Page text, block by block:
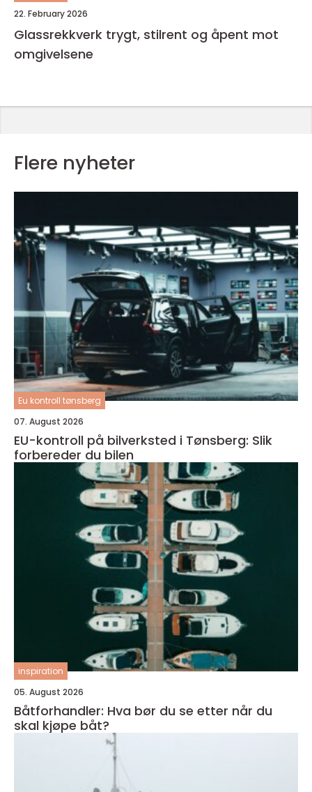
22. February 2026
Glassrekkverk trygt, stilrent og åpent mot
omgivelsene
Flere nyheter
Eu kontroll tønsberg
07. August 2026
EU-kontroll på bilverksted i Tønsberg: Slik
forbereder du bilen
inspiration
05. August 2026
Båtforhandler: Hva bør du se etter når du
skal kjøpe båt?